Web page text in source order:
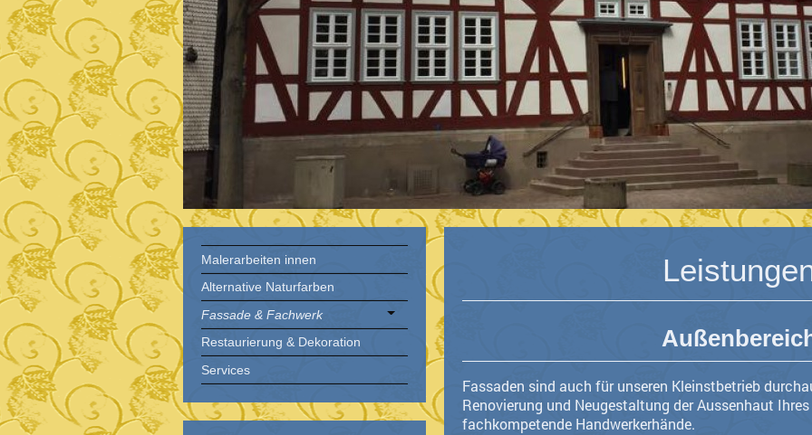
Fassaden sind auch für unseren Kleinstbetrieb
Renovierung und Neugestaltung der Aussenhaut
fachkompetende Handwerkerhände.
Malerarbeiten innen
Alternative Naturfarben
Fassade & Fachwerk
Restaurierung & Dekoration
Services